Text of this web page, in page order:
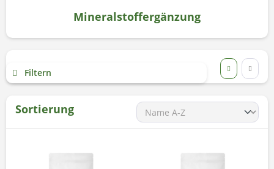
Mineralstoffergänzung
Filtern
Sortierung